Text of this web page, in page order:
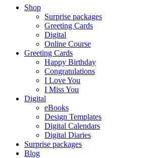
Shop
Surprise packages
Greeting Cards
Digital
Online Course
Greeting Cards
Happy Birthday
Congratulations
I Love You
I Miss You
Digital
eBooks
Design Templates
Digital Calendars
Digital Diaries
Surprise packages
Blog